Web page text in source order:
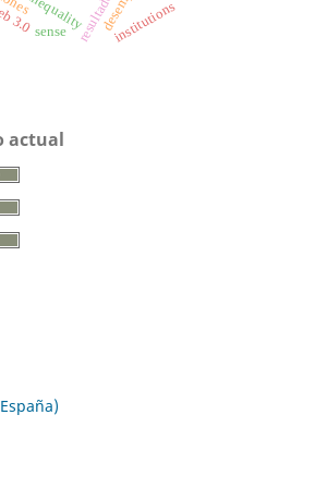
institutions
3.0 sense
actual